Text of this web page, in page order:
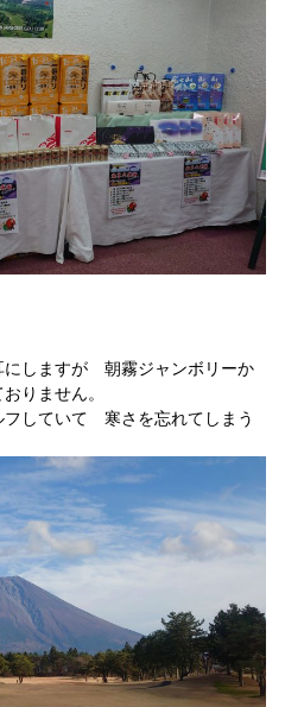
にしますが 朝霧ジャンボリーか
りません。
していて 寒さを忘れてしまう